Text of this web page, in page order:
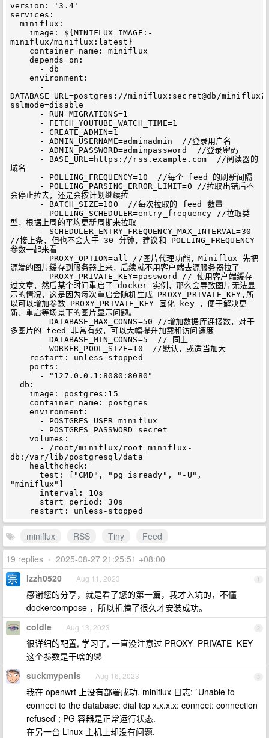
version: '3.4'
services:
miniflux/miniflux:latest}
    depends_on:
    environment:
DATABASE_URL=postgres://miniflux:secret@db/miniflux?
sslmode=disable
域名
会停止拉去，还是会按计划继续拉
型，根据上周的平均更新周期来拉取
//接上条，但也不会大于 30 分钟，建议和 POLLING_FREQUENCY
参数一起来看
源端的图片缓存到服务器上来，后续就不用客户端去源服务器拉了
过文章，然后某个时间重启了 docker 实例，那么会导致图片无法显
示的情况，这是因为每次重启会随机生成 PROXY_PRIVATE_KEY,所
以可以增加参数 PROXY_PRIVATE_KEY 固化 key ，便于解决更
新、重启等场景下的图片显示问题。
多图片的 feed 非常有效，可以大幅提升加载和访问速度
    environment:
    volumes:
db:/var/lib/postgresql/data
"miniflux"]
miniflux RSS Tiny
Feed
19 replies • 2025-08-27 21:25:51 +08:00
1
lzzh0520 Aug 11, 2023
感谢您的分享，就是看了您的第一篇，我才入坑的，不懂
dockercompose ，所以折腾了很久才安装成功。
2
coldle Aug 13, 2023
很详细的配置, 学习了, 一直没注意过 PROXY_PRIVATE_KEY
这个参数是干啥的🤣
3
suckmypenis Aug 16, 2023
我在 openwrt 上没有部署成功. miniflux 日志: `Unable to
connect to the database: dial tcp x.x.x.x: connect: connection
refused`; PG 容器是正常运行状态.
在另一台 Linux 主机上却没有问题.